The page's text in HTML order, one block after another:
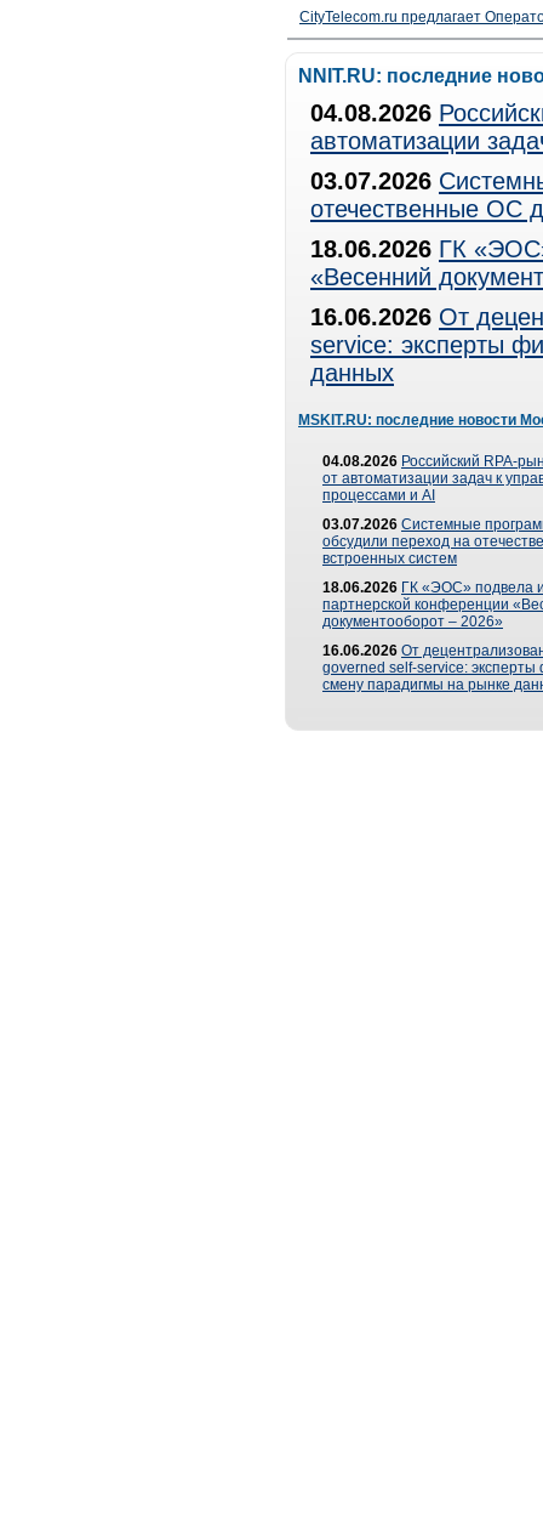
CityTelecom.ru предлагает
NNIT.RU: последние
04.08.2026
автоматизации
03.07.2026
отечественные ОС
18.06.2026 ГК
«Весенний
16.06.2026 От
service: эксперты
данных
MSKIT.RU: последние новости
04.08.2026 Российский RPA-
от автоматизации задач к
процессами и AI
03.07.2026 Системные
обсудили переход на
встроенных систем
18.06.2026 ГК «ЭОС» подвела
партнерской конференции
документооборот – 2026»
16.06.2026 От
governed self-service: эксперты
смену парадигмы на рынке